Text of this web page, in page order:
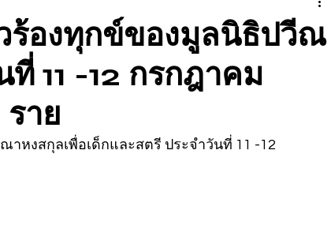
ร้องทุกข์ของมูลนิธิปวีณ
11 -12 กรกฎาคม
าย
าหงสกุลเพื่อเด็กและสตรี ประจำวันที่ 11 -12